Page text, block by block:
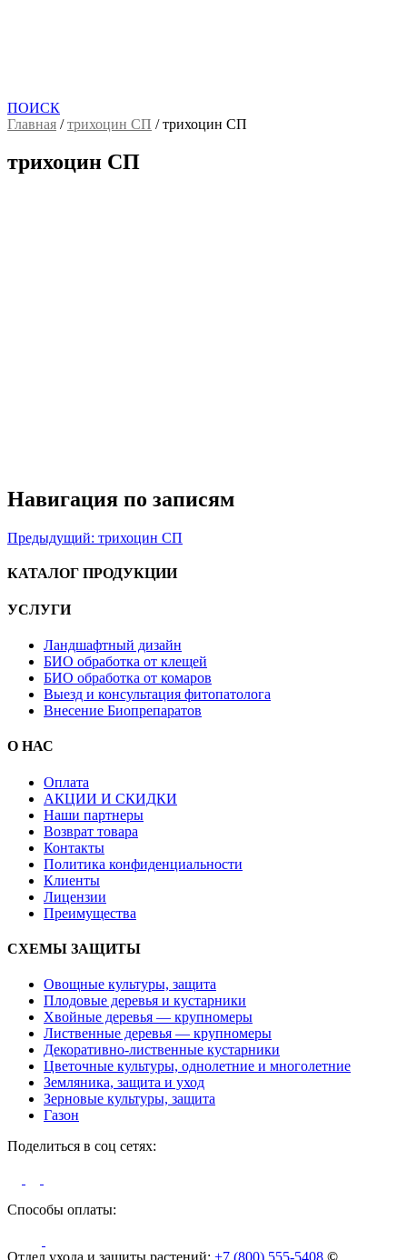
ПОИСК
Главная /трихоцин СП /трихоцин СП
трихоцин СП
Навигация по записям
Предыдущий: трихоцин СП
КАТАЛОГ ПРОДУКЦИИ
УСЛУГИ
Ландшафтный дизайн
БИО обработка от клещей
БИО обработка от комаров
Выезд и консультация фитопатолога
Внесение Биопрепаратов
О НАС
Оплата
АКЦИИ И СКИДКИ
Наши партнеры
Возврат товара
Контакты
Политика конфиденциальности
Клиенты
Лицензии
Преимущества
СХЕМЫ ЗАЩИТЫ
Овощные культуры, защита
Плодовые деревья и кустарники
Хвойные деревья — крупномеры
Лиственные деревья — крупномеры
Декоративно-лиственные кустарники
Цветочные культуры, однолетние и многолетние
Земляника, защита и уход
Зерновые культуры, защита
Газон
Поделиться в соц сетях:
Способы оплаты:
Отдел ухода и защиты растений: +7 (800) 555-5408 ©